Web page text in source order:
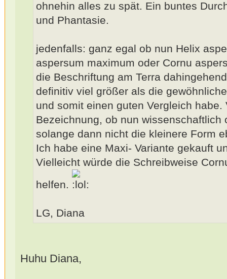
ohnehin alles zu spät. Ein buntes
und Phantasie.
jedenfalls: ganz egal ob nun Helix
aspersum maximum oder Cornu
die Beschriftung am Terra
definitiv viel größer als die
und somit einen guten Vergleich
Bezeichnung, ob nun wissenschaftlich
solange dann nicht die kleinere Form
Ich habe eine Maxi- Variante gekauft
Vielleicht würde die Schreibweise
helfen.
LG, Diana
Huhu Diana,